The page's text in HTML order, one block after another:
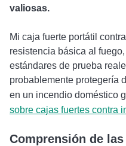
valiosas.
Mi caja fuerte portátil
resistencia básica al
estándares de prueba
probablemente protegería
en un incendio doméstico
sobre cajas fuertes contra
Comprensión de